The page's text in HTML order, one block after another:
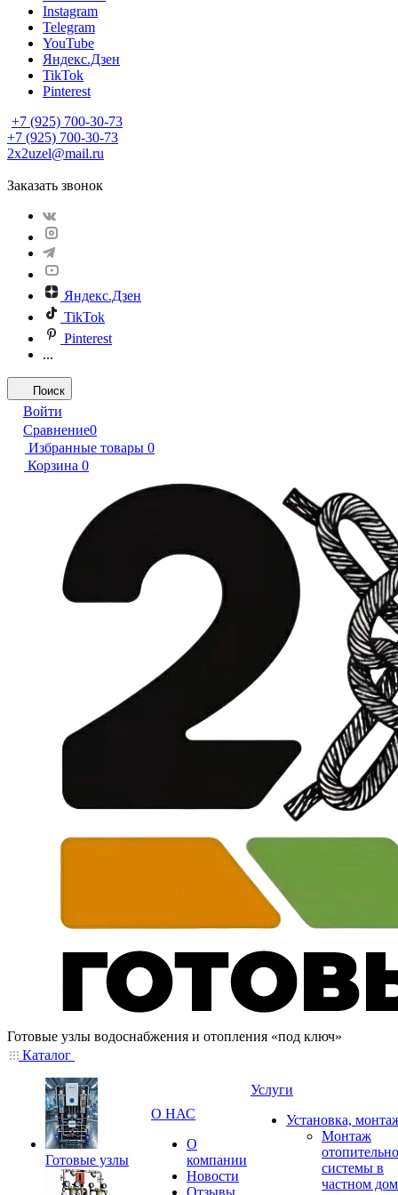
Instagram
Telegram
YouTube
Яндекс.Дзен
TikTok
Pinterest
+7 (925) 700-30-73
+7 (925) 700-30-73
2x2uzel@mail.ru
Заказать звонок
Яндекс.Дзен
TikTok
Pinterest
...
Поиск
Войти
Сравнение0
Избранные товары 0
Корзина 0
Готовые узлы водоснабжения и отопления «под ключ»
Каталог
Готовые узлы
О НАС
О
компании
Новости
Отзывы
Услуги
Установка,
Монтаж
системы в
частном